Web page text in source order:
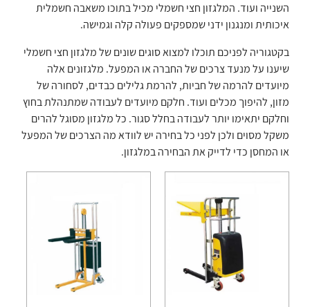
השנייה ועוד. המלגזון חצי חשמלי מכיל בתוכו משאבה חשמלית
איכותית ומנגנון ידני שמספקים פעולה קלה וגמישה.
בקטגוריה לפניכם תוכלו למצוא סוגים שונים של מלגזון חצי חשמלי
שיענו על מנעד צרכים של החברה או המפעל. מלגזונים אלה
מיועדים להרמה של חביות, להרמת גלילים כבדים, לסחורה של
מזון, להיפוך מכלים ועוד. חלקם מיועדים לעבודה שמתנהלת בחוץ
וחלקם יתאימו יותר לעבודה בחלל סגור. כל מלגזון מסוגל להרים
משקל מסוים ולכן לפני כל בחירה יש לוודא מה הצרכים של המפעל
או המחסן כדי לדייק את הבחירה במלגזון.